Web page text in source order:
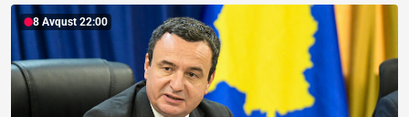
8 Avqust 22:00